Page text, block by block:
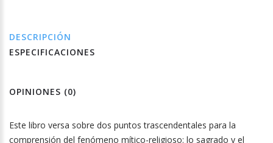
DESCRIPCIÓN
ESPECIFICACIONES
OPINIONES (0)
Este libro versa sobre dos puntos trascendentales para la
comprensión del fenómeno mítico-religioso: lo sagrado y el